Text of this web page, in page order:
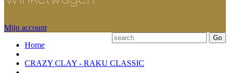
Mijn account
Home
CRAZY CLAY - RAKU CLASSIC